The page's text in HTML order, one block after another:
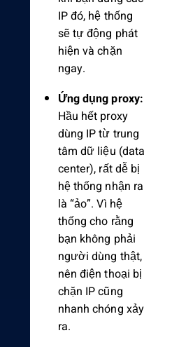
IP đó, hệ thống
sẽ tự động phát
hiện và chặn
ngay.
Ứng dụng proxy:
Hầu hết proxy
dùng IP từ trung
tâm dữ liệu (data
center), rất dễ bị
hệ thống nhận ra
là “ảo”. Vì hệ
thống cho rằng
bạn không phải
người dùng thật,
nên điện thoại bị
chặn IP cũng
nhanh chóng xảy
ra.